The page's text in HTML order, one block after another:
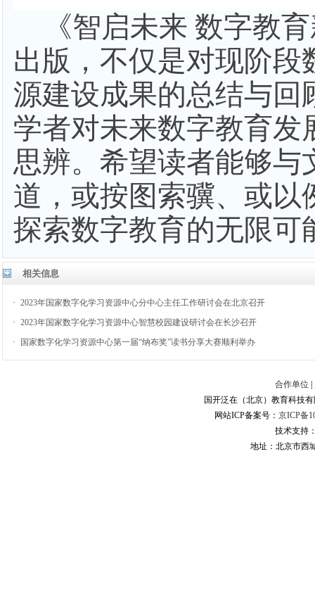
《智启未来 数字教
出版，不仅是对现阶段
源建设成果的总结与回
学者对未来数字教育发
思辨。希望读者能够与
道，或按图索骥、或以
探索数字教育的无限可
相关信息
· 2023年国家数字化学习资源中心分中心主任工作研讨会在北京召开
· 2023年国家数字化学习资源中心智慧校园建设研讨会在长沙召开
·
国家数字化学习资源中心第一届“纳布奖”读书分享大赛顺利举办